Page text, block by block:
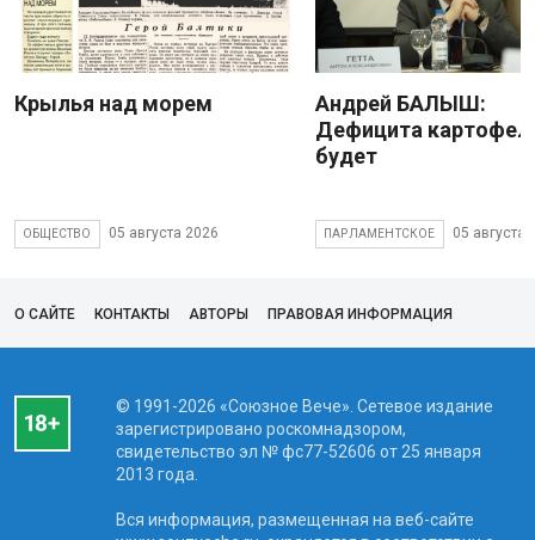
Крылья над морем
ОБЩЕСТВО 05 августа 2026
Андрей БАЛЫШ:
Дефицита
будет
ПАРЛАМЕНТСКОЕ 05 августа
О САЙТЕ КОНТАКТЫ АВТОРЫ ПРАВОВАЯ ИНФОРМАЦИЯ
© 1991-2026 «Союзное Вече». Сетевое издание
зарегистрировано роскомнадзором,
свидетельство эл № фc77-52606 от 25 января
2013 года.
Вся информация, размещенная на веб-сайте